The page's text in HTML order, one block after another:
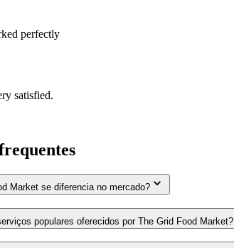
perfectly
satisfied.
Market se diferencia no mercado?
populares oferecidos por The Grid Food Market?